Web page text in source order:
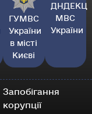
ГУМВС
України
в місті
Києві
ДНДЕКЦ
МВС
України
Запобігання
корупції